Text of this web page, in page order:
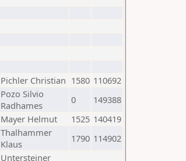
Pichler Christian 1580 110692
Pozo Silvio
Radhames
0
149388
Mayer Helmut 1525 140419
Thalhammer
Klaus
1790 114902
Untersteiner